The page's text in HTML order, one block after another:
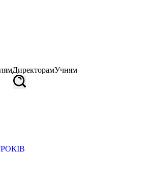
ДиректорамУчням